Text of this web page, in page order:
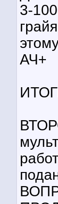
3-
АЧ+